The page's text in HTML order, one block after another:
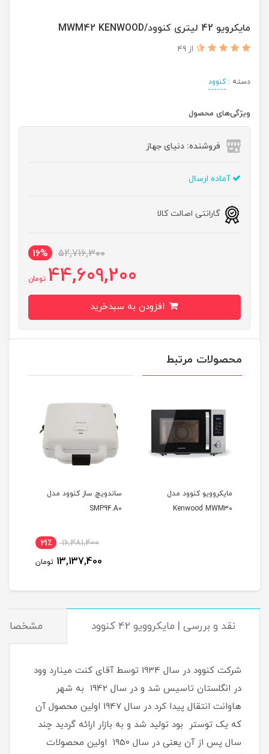
مایکرویو 42 لیتری کنوود/MWM42 KENWOOD
از 49
دسته :کنوود
ویژگی‌های محصول
فروشنده: دنیای جهاز
آماده ارسال
گارانتی اصالت کالا
52,716,300
16%
44,609,200 تومان
محصولات مرتبط
مایکروویو کنوود مدل
Kenwood MWM30
ساندویچ ساز کنوود مدل
SMP94.A0
16,481,400 21٪
13,137,400 تومان
نقد و بررسی | مایکروویو 42 کنوود مشخصات
شرکت کنوود در سال 1934 توسط آقای کنت مینارد وود
در انگلستان تاسیس شد و در سال 1942 به شهر
هاوانت انتقال پیدا کرد در سال 1947 اولین محصول آن
که یک توستر بود تولید شد و به بازار ارائه گردید چند
سال پس از آن یعنی در سال 1950 اولین محصولات